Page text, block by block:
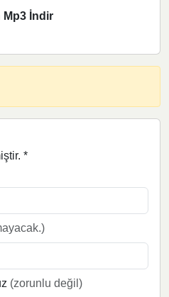
Mp3 İndir
*
(zorunlu değil)